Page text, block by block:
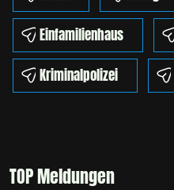
Einfamilienhaus
Kriminalpolizei
TOP Meldungen